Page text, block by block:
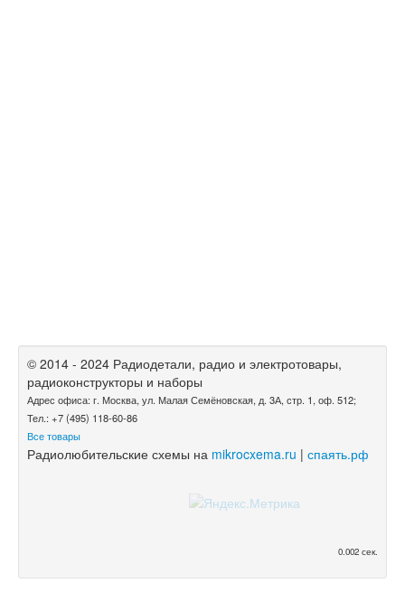
© 2014 - 2024 Радиодетали, радио и электротовары,
радиоконструкторы и наборы
Адрес офиса: г. Москва, ул. Малая Семёновская, д. 3А, стр. 1, оф. 512;
Тел.: +7 (495) 118-60-86
Все товары
Радиолюбительские схемы на mikrocxema.ru | спаять.рф
0.002 сек.